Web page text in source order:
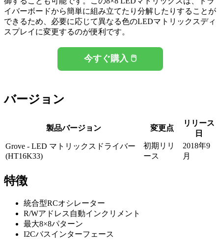
イバーボードから簡単に組み立てたり分解したりすることが
できるため、必要に応じて異なる色のLEDマトリックスディ
スプレイに変更するのが便利です。
今すぐ購入 🖱️
バージョン
製品バージョン 変更点
リリース
日
Grove - LED マトリックスドライバー
(HT16K33)
初期リリ
ース
2018年9
月
特徴
統合型RCオシレーター
R/Wアドレス自動インクリメント
最大8×8パターン
I2Cバスインターフェース